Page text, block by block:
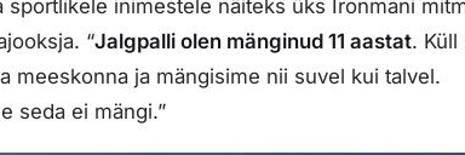
inimestele näiteks üks Ironmani
“Jalgpalli olen mänginud 11 aastat. Küll
meeskonna ja mängisime nii suvel kui talvel.
seda ei mängi.”